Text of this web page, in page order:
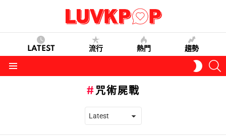
LATEST 流行 熱門 趨勢
SKIN
咒術屍戰